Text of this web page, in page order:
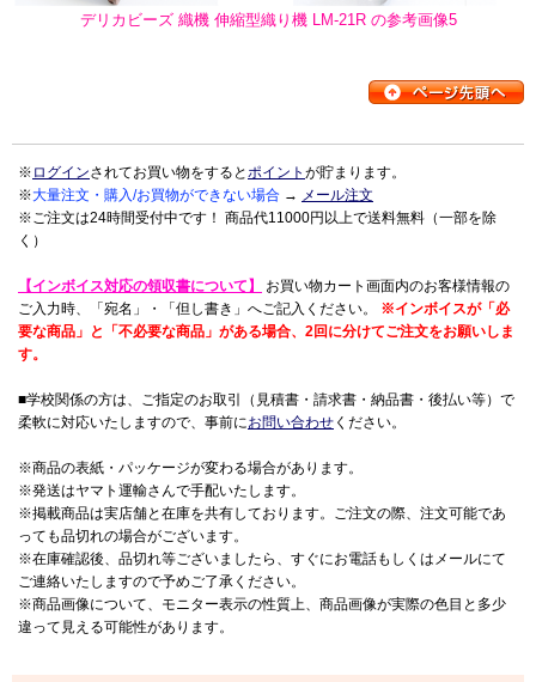
デリカビーズ 織機 伸縮型織り機 LM-21R の参考画像5
※ ログインされてお買い物をするとポイント が貯まります。
※大量注文・購入/お買物ができない場合 → メール注文
※ご注文は24時間受付中です！ 商品代11000円以上で送料無料（一部を除
く）
【インボイス対応の領収書について】
お買い物カート画面内のお客様情報の
ご入力時、「宛名」・「但し書き」へご記入ください。 ※インボイスが「必
要な商品」と「不必要な商品」がある場合、2回に分けてご注文をお願いしま
す。
■学校関係の方は、ご指定のお取引（見積書・請求書・納品書・後払い等）で
柔軟に対応いたしますので、事前にお問い合わせ ください。
※商品の表紙・パッケージが変わる場合があります。
※発送はヤマト運輸さんで手配いたします。
※掲載商品は実店舗と在庫を共有しております。ご注文の際、注文可能であ
っても品切れの場合がございます。
※在庫確認後、品切れ等ございましたら、すぐにお電話もしくはメールにて
ご連絡いたしますので予めご了承ください。
※商品画像について、モニター表示の性質上、商品画像が実際の色目と多少
違って見える可能性があります。